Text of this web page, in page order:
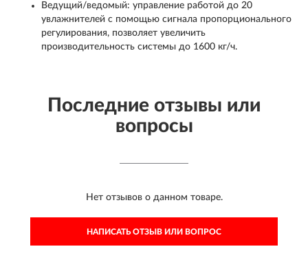
Ведущий/ведомый: управление работой до 20
увлажнителей с помощью сигнала пропорционального
регулирования, позволяет увеличить
производительность системы до 1600 кг/ч.
Последние отзывы или
вопросы
Нет отзывов о данном товаре.
НАПИСАТЬ ОТЗЫВ ИЛИ ВОПРОС